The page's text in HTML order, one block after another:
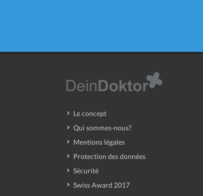
Le concept
Qui sommes-nous?
Mentions légales
Protection des données
Sécurité
Swiss Award 2017